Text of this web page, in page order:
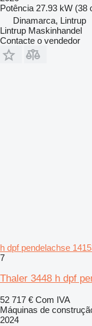
Potência 27.93 kW (38
Dinamarca, Lintrup
Lintrup Maskinhandel
Contacte o vendedor
h dpf pendelachse
7
Thaler 3448 h dpf
52 717 € Com IVA
Máquinas de
2024